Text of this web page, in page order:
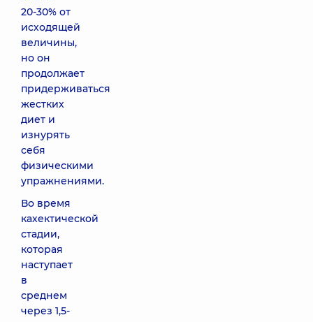
20-30% от
исходящей
величины,
но он
продолжает
придерживаться
жестких
диет и
изнурять
себя
физическими
упражнениями.
Во время
кахектической
стадии,
которая
наступает
в
среднем
через 1,5-